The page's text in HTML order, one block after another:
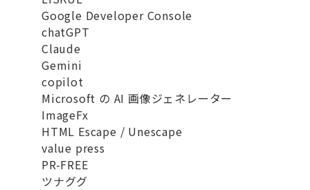
Google Developer Console
chatGPT
Claude
Gemini
copilot
Microsoft の AI 画像ジェネレーター
ImageFx
HTML Escape / Unescape
value press
PR-FREE
ツナググ